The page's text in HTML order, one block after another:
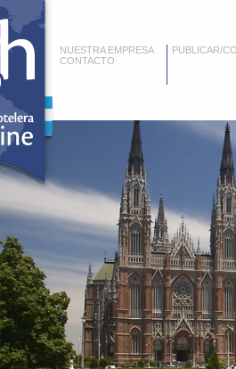
NUESTRA EMPRESA
CONTACTO
PUBLICAR/